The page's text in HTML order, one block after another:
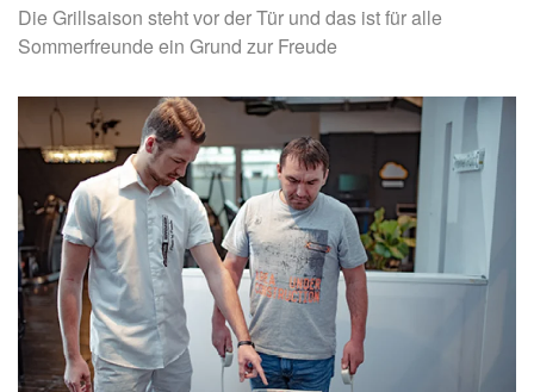
Die Grillsaison steht vor der Tür und das ist für alle
Sommerfreunde ein Grund zur Freude